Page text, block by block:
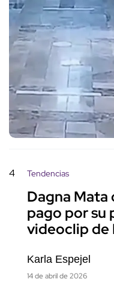
4 Tendencias
Dagna
pago por su
videoclip de
Karla Espejel
14 de abril de 2026